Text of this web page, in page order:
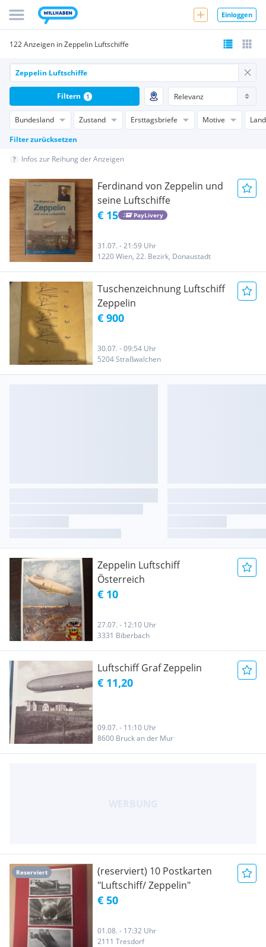
Einloggen
122 Anzeigen in Zeppelin Luftschiffe
Bundesland Zustand Ersttagsbriefe Motive
Land
Filter zurücksetzen
Filtern 1
Infos zur Reihung der Anzeigen
Ferdinand von Zeppelin und
seine Luftschiffe
€ 15 PayLivery
31.07. - 21:59 Uhr
1220 Wien, 22. Bezirk, Donaustadt
Tuschenzeichnung Luftschiff
Zeppelin
€ 900
30.07. - 09:54 Uhr
5204 Straßwalchen
Zeppelin Luftschiff
Österreich
€ 10
27.07. - 12:10 Uhr
3331 Biberbach
Luftschiff Graf Zeppelin
€ 11,20
09.07. - 11:10 Uhr
8600 Bruck an der Mur
Reserviert
(reserviert) 10 Postkarten
"Luftschiff/ Zeppelin"
€ 50
01.08. - 17:32 Uhr
2111 Tresdorf